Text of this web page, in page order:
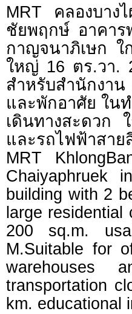
MRT คลองบาง
ชัยพฤกษ์ อาคา
กาญจนาภิเษก
ใหญ่ 16 ตร.วา.
สำหรับสำนักงา
และพักอาศัย ในท
เดินทางสะดวก
และรถไฟฟ้าสาย
MRT
Chaiyaphruek
building with 2
large residential
200 sq.m.
M.Suitable for
warehouses
transportation
km. educational